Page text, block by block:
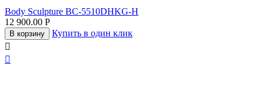
Body Sculpture BC-5510DHKG-H
12 900.00 Р
В корзину
Купить в один клик

